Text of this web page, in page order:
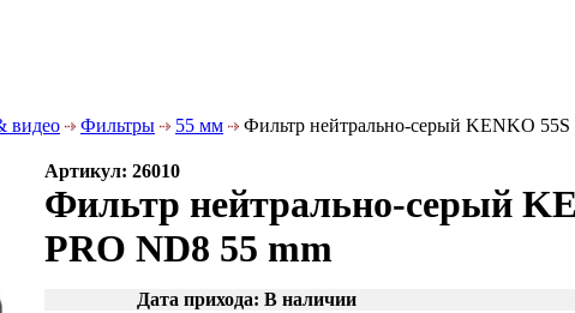
видео Фильтры 55 мм Фильтр нейтрально-серый KENKO
Артикул: 26010
Фильтр нейтрально-серый
PRO ND8 55 mm
Дата прихода: В наличии